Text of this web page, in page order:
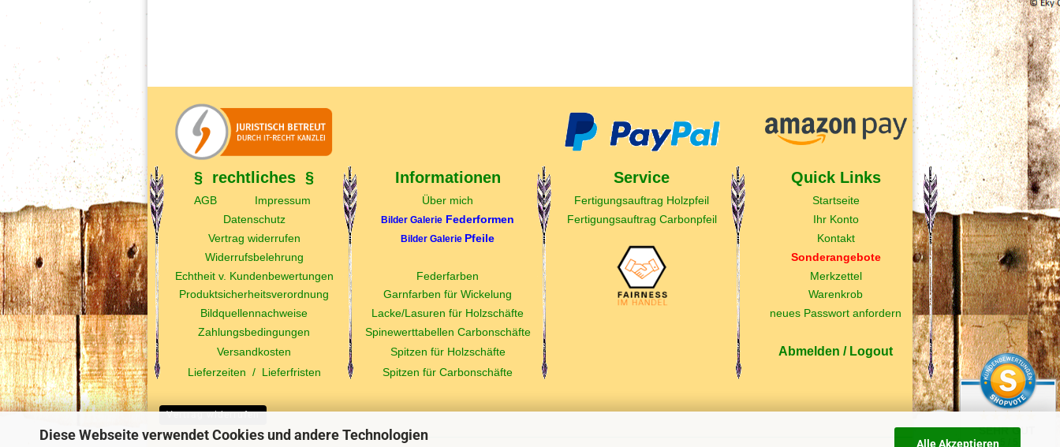
Diese Webseite verwendet Cookies und andere Technologien
Alle Akzeptieren
§ rechtliches § Informationen Service Quick Links
AGB Impressum Über mich Fertigungsauftrag Holzpfeil
Startseite
Datenschutz
Bilder Galerie Federformen Fertigungsauftrag Carbonpfeil
Ihr Konto
Vertrag widerrufen
Bilder Galerie Pfeile
Kontakt
Widerrufsbelehrung
Sonderangebote
Echtheit v. Kundenbewertungen
Federfarben
Merkzettel
Produktsicherheitsverordnung
Garnfarben für Wickelung
Warenkrob
Bildquellennachweise
Lacke/Lasuren für Holzschäfte
neues Passwort anfordern
Zahlungsbedingungen
Spinewerttabellen Carbonschäfte
Versandkosten
Spitzen für Holzschäfte Abmelden / Logout
Lieferzeiten / Lieferfristen Spitzen für Carbonschäfte
Vertrag widerrufen
SEHR GUT